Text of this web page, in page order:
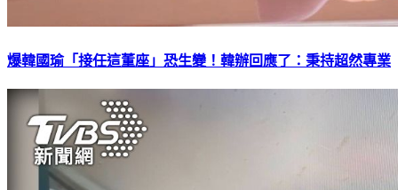
爆韓國瑜「接任這董座」恐生變！韓辦回應了：秉持超然專業